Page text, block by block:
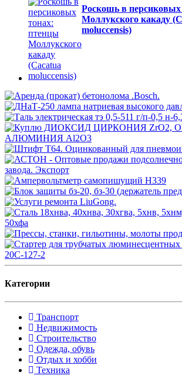
Роскошь в
Моллукского какаду
moluccensis)
Категории
Транспорт
Недвижимость
Строительство
Одежда, обувь
Отдых и хобби
Техника